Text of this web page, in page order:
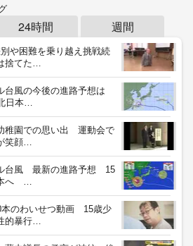
24時間 週間
や困難を乗り越え挑戦続
捨てた…
台風の今後の進路予想は
日本…
稚園での思い出 運動会で
笑顔…
ル台風 最新の進路予想 15
へ …
本のわいせつ動画 15歳少
的暴行…